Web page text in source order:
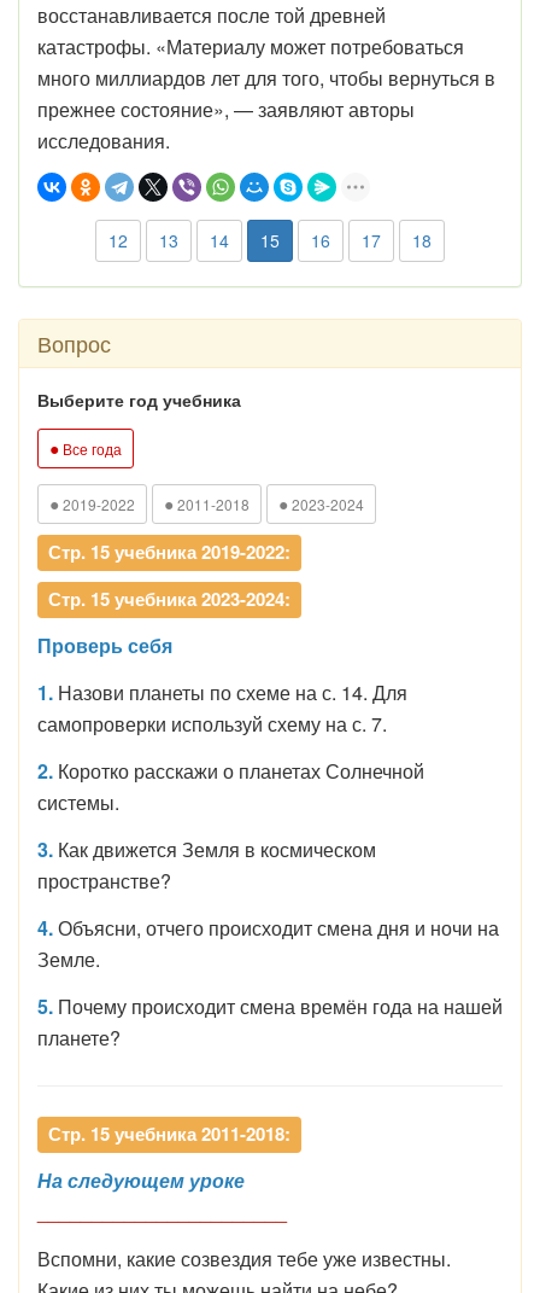
восстанавливается после той древней
катастрофы. «Материалу может потребоваться
много миллиардов лет для того, чтобы вернуться в
прежнее состояние», — заявляют авторы
исследования.
12 13 14 15 16 17 18
Вопрос
Выберите год учебника
● Все года
● 2019-2022 ● 2011-2018 ● 2023-2024
Стр. 15 учебника 2019-2022:
Стр. 15 учебника 2023-2024:
Проверь себя
1. Назови планеты по схеме на с. 14. Для
самопроверки используй схему на с. 7.
2. Коротко расскажи о планетах Солнечной
системы.
3. Как движется Земля в космическом
пространстве?
4.Объясни, отчего происходит смена дня и ночи на
Земле.
5. Почему происходит смена времён года на нашей
планете?
Стр. 15 учебника 2011-2018:
На следующем уроке
Вспомни, какие созвездия тебе уже известны.